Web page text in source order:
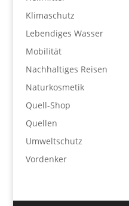
Klimaschutz
Lebendiges Wasser
Mobilität
Nachhaltiges Reisen
Naturkosmetik
Quell-Shop
Quellen
Umweltschutz
Vordenker